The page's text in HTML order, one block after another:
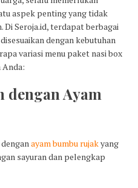
aspek penting yang tidak
Di Seroja.id, terdapat berbagai
dengan kebutuhan
variasi menu paket nasi box
Anda:
dengan Ayam
ayam bumbu rujakyang
sayuran dan pelengkap